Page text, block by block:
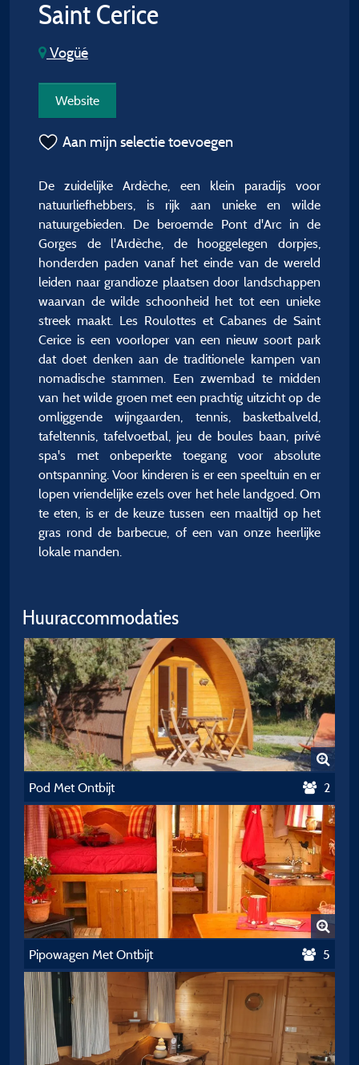
Saint Cerice
Vogüé
Website
Aan mijn selectie toevoegen
De zuidelijke Ardèche, een klein paradijs voor
natuurliefhebbers, is rijk aan unieke en wilde
natuurgebieden. De beroemde Pont d'Arc in de
Gorges de l'Ardèche, de hooggelegen dorpjes,
honderden paden vanaf het einde van de wereld
leiden naar grandioze plaatsen door landschappen
waarvan de wilde schoonheid het tot een unieke
streek maakt. Les Roulottes et Cabanes de Saint
Cerice is een voorloper van een nieuw soort park
dat doet denken aan de traditionele kampen van
nomadische stammen. Een zwembad te midden
van het wilde groen met een prachtig uitzicht op de
omliggende wijngaarden, tennis, basketbalveld,
tafeltennis, tafelvoetbal, jeu de boules baan, privé
spa's met onbeperkte toegang voor absolute
ontspanning. Voor kinderen is er een speeltuin en er
lopen vriendelijke ezels over het hele landgoed. Om
te eten, is er de keuze tussen een maaltijd op het
gras rond de barbecue, of een van onze heerlijke
lokale manden.
Huuraccommodaties
Pod Met Ontbijt 2
Pipowagen Met Ontbijt 5